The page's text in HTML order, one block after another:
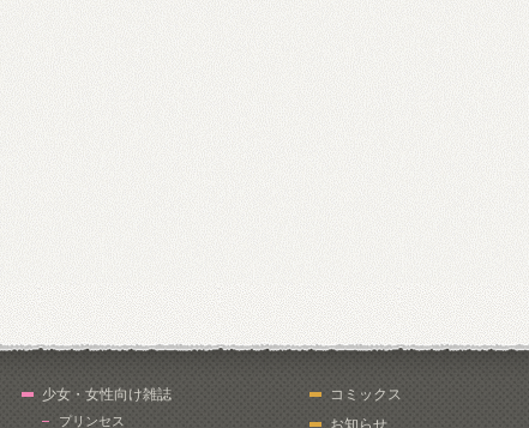
少女・女性向け雑誌
プリンセス
コミックス
お知らせ